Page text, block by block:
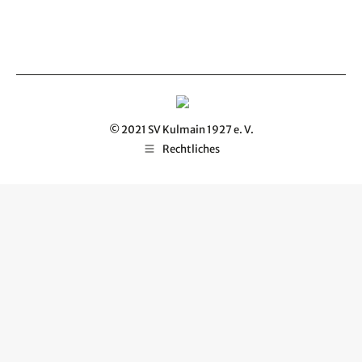
© 2021 SV Kulmain 1927 e. V.
Rechtliches